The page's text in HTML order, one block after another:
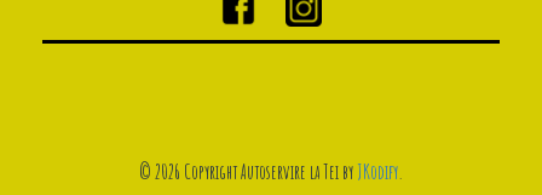
© 2026 Copyright Autoservire la Tei byJKodify.